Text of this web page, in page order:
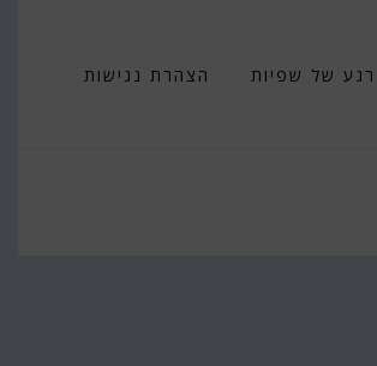
רגע של שפיות הצהרת נגישות